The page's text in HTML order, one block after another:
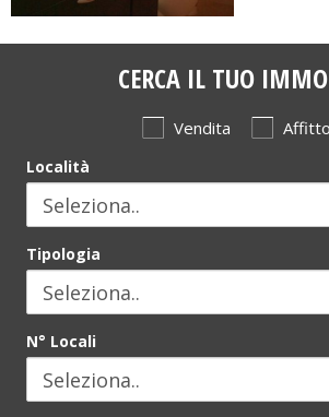
CERCA IL TUO
Vendita Affitto
Località
Tipologia
N° Locali